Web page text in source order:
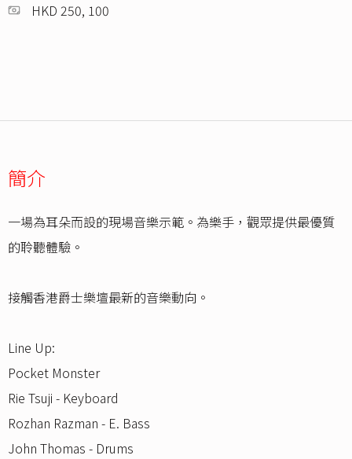
HKD 250, 100
簡介
一場為耳朵而設的現場音樂示範。為樂手，觀眾提供最優質
的聆聽體驗。
接觸香港爵士樂壇最新的音樂動向。
Line Up:
Pocket Monster
Rie Tsuji - Keyboard
Rozhan Razman - E. Bass
John Thomas - Drums